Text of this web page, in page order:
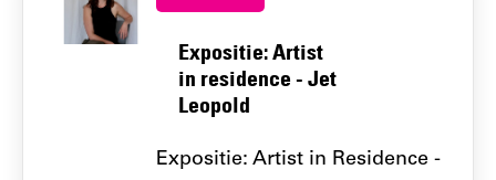
Expositie: Artist
in residence - Jet
Leopold
Expositie: Artist in Residence -